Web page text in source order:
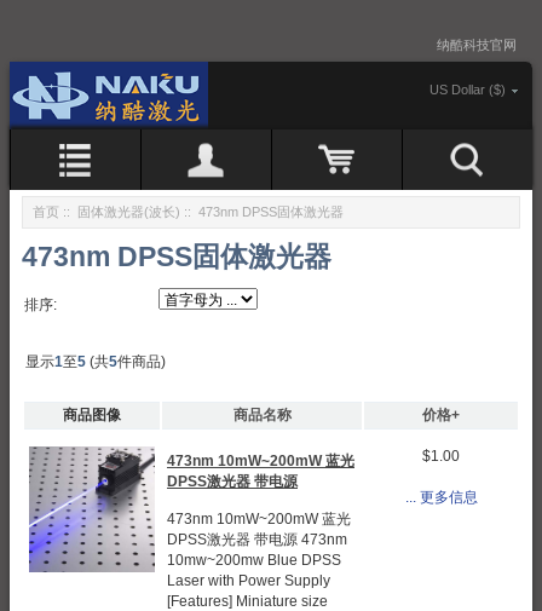
纳酷科技官网
US Dollar ($)
首页 :: 固体激光器(波长) :: 473nm DPSS固体激光器
473nm DPSS固体激光器
排序:
显示1至5 (共5件商品)
商品图像 商品名称 价格+
473nm 10mW~200mW 蓝光
DPSS激光器 带电源
473nm 10mW~200mW 蓝光
DPSS激光器 带电源 473nm
10mw~200mw Blue DPSS
Laser with Power Supply
[Features] Miniature size
$1.00
... 更多信息